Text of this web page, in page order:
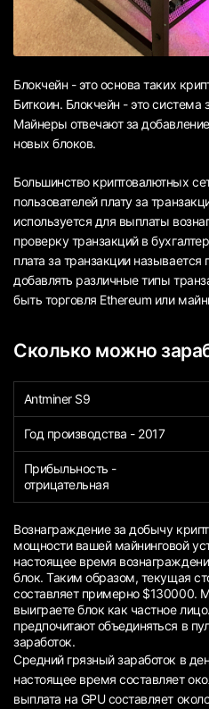
Блокчейн - это основа таких
Биткоин. Блокчейн - это система
Майнеры отвечают за
новых блоков.
Большинство криптовалютных
пользователей плату за
используется для выплаты
проверку транзакций в
плата за транзакции
добавлять различные типы
быть торговля Ethereum или
Сколько можно
Antminer S9
Год производства - 2017
Прибыльность -
отрицательная
Вознаграждение за добычу
мощности вашей майнинговой
настоящее время
блок. Таким образом, текущая
составляет примерно $130000.
выиграете блок как частное
предпочитают объединяться в
заработок.
Средний грязный заработок в
настоящее время составляет
выплата на GPU составляет